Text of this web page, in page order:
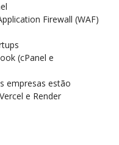
Firewall (WAF)
(cPanel e
empresas estão
e Render